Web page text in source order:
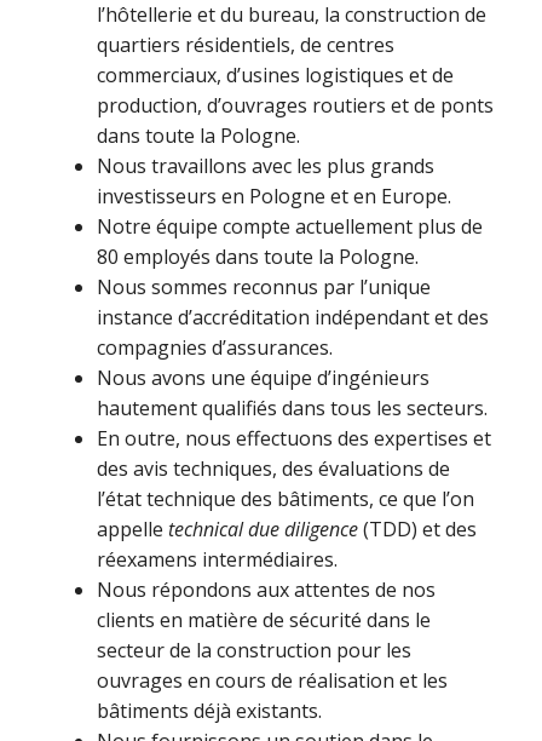
l’hôtellerie et du bureau, la construction de
quartiers résidentiels, de centres
commerciaux, d’usines logistiques et de
production, d’ouvrages routiers et de ponts
dans toute la Pologne.
Nous travaillons avec les plus grands
investisseurs en Pologne et en Europe.
Notre équipe compte actuellement plus de
80 employés dans toute la Pologne.
Nous sommes reconnus par l’unique
instance d’accréditation indépendant et des
compagnies d’assurances.
Nous avons une équipe d’ingénieurs
hautement qualifiés dans tous les secteurs.
En outre, nous effectuons des expertises et
des avis techniques, des évaluations de
l’état technique des bâtiments, ce que l’on
appelle technical due diligence(TDD) et des
réexamens intermédiaires.
Nous répondons aux attentes de nos
clients en matière de sécurité dans le
secteur de la construction pour les
ouvrages en cours de réalisation et les
bâtiments déjà existants.